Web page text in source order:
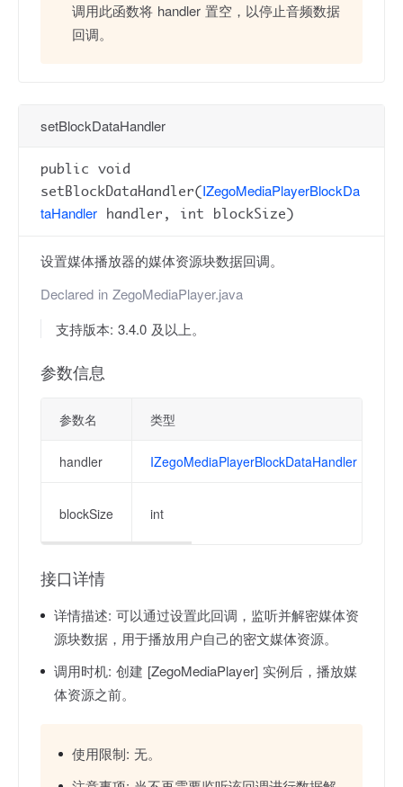
调用此函数将 handler 置空，以停止音频数据
回调。
setBlockDataHandler
public void
setBlockDataHandler(IZegoMediaPlayerBlockDa
taHandler handler, int blockSize)
设置媒体播放器的媒体资源块数据回调。
Declared in ZegoMediaPlayer.java
支持版本: 3.4.0 及以上。
参数信息
参数名 类型
handler IZegoMediaPlayerBlockDataHandler
blockSize int
接口详情
详情描述: 可以通过设置此回调，监听并解密媒体资
源块数据，用于播放用户自己的密文媒体资源。
调用时机: 创建 [ZegoMediaPlayer] 实例后，播放媒
体资源之前。
使用限制: 无。